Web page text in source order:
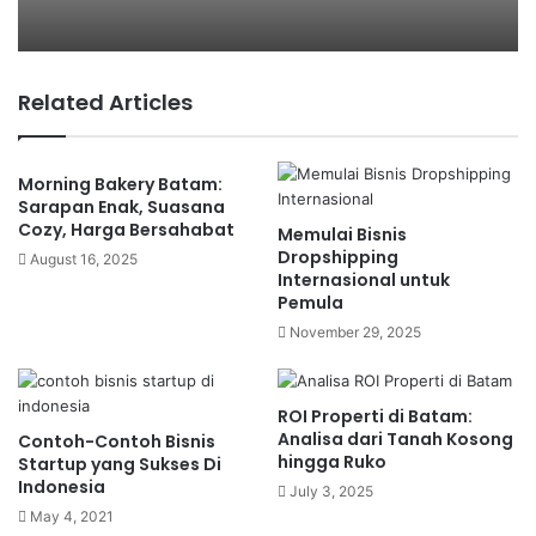
1. Kenali Tren dan Peluang di
Industri Travel dan Pariwisata
Sebelum memulaibisnis travel dan pariwisata
penting untuk memahami tren terbaru di industri ini.
Dengan mengikuti perkembangan tren, Anda dapat
menentukan jenis layanan yang sesuai dengan
kebutuhan pasar. Beberapa tren yang sedang
Wisata berkelanjutan
: Wisatawan semakin sadar akan
dampak lingkungan dari perjalanan mereka dan lebih
memilih layanan ramah lingkungan. Bisnis travel yang
menawarkan pilihan wisata yang ramah lingkungan
Related Articles
Morning Bakery Batam:
Sarapan Enak, Suasana
Cozy, Harga Bersahabat
August 16, 2025
Memulai Bisnis
Dropshipping
Internasional untuk
Pemula
November 29, 2025
Contoh-Contoh Bisnis
Startup yang Sukses Di
Indonesia
May 4, 2021
ROI Properti di Batam:
Analisa dari Tanah Kosong
hingga Ruko
July 3, 2025